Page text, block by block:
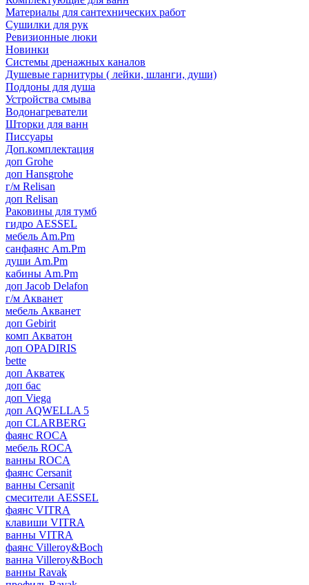
Материалы для сантехнических работ
Сушилки для рук
Ревизионные люки
Новинки
Системы дренажных каналов
Душевые гарнитуры ( лейки, шланги, души)
Поддоны для душа
Устройства смыва
Водонагреватели
Шторки для ванн
Писсуары
Доп.комплектация
доп Grohe
доп Hansgrohe
г/м Relisan
доп Relisan
Раковины для тумб
гидро AESSEL
мебель Am.Pm
санфаянс Am.Pm
души Am.Pm
кабины Am.Pm
доп Jacob Delafon
г/м Акванет
мебель Акванет
доп Gebirit
комп Акватон
доп OPADIRIS
bette
доп Акватек
доп бас
доп Viega
доп AQWELLA 5
доп CLARBERG
фаянс ROCA
мебель ROCA
ванны ROCA
фаянс Cersanit
ванны Cersanit
смесители AESSEL
фаянс VITRA
клавиши VITRA
ванны VITRA
фаянс Villeroy&Boch
ванна Villeroy&Boch
ванны Ravak